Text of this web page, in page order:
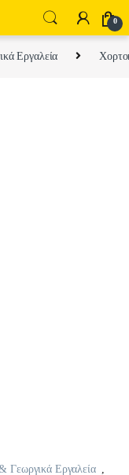
0
Εργαλεία
Γεωργικά Εργαλεία